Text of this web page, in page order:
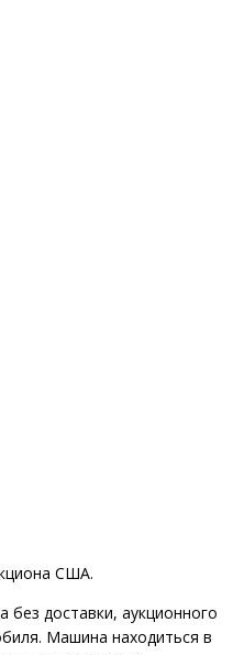
США.
без доставки, аукционного
Машина находиться в